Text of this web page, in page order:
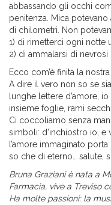
abbassando gli occhi
penitenza. Mica
di chilometri. Non
1) di rimetterci ogni notte
2) di ammalarsi di nevrosi
Ecco com’è finita la nostra
A dire il vero non so se
lunghe lettere d’amore,
insieme foglie, rami
Ci coccoliamo senza
simboli: d’inchiostro io, e
l’amore immaginato
so che di eterno… salute,
Bruna Graziani è nata a
Farmacia, vive a Treviso
Ha molte passioni: la